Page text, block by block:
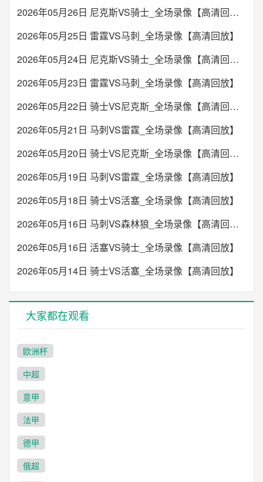
2026年05月26日 尼克斯VS骑士_全场录像【高清回放】
2026年05月25日 雷霆VS马刺_全场录像【高清回放】
2026年05月24日 尼克斯VS骑士_全场录像【高清回放】
2026年05月23日 雷霆VS马刺_全场录像【高清回放】
2026年05月22日 骑士VS尼克斯_全场录像【高清回放】
2026年05月21日 马刺VS雷霆_全场录像【高清回放】
2026年05月20日 骑士VS尼克斯_全场录像【高清回放】
2026年05月19日 马刺VS雷霆_全场录像【高清回放】
2026年05月18日 骑士VS活塞_全场录像【高清回放】
2026年05月16日 马刺VS森林狼_全场录像【高清回放】
2026年05月16日 活塞VS骑士_全场录像【高清回放】
2026年05月14日 骑士VS活塞_全场录像【高清回放】
大家都在观看
欧洲杯
中超
意甲
法甲
德甲
俄超